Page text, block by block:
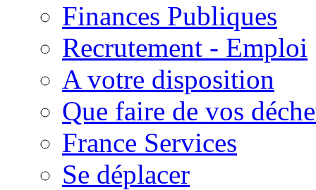
Finances Publiques
Recrutement - Emploi
A votre disposition
Que faire de vos
France Services
Se déplacer